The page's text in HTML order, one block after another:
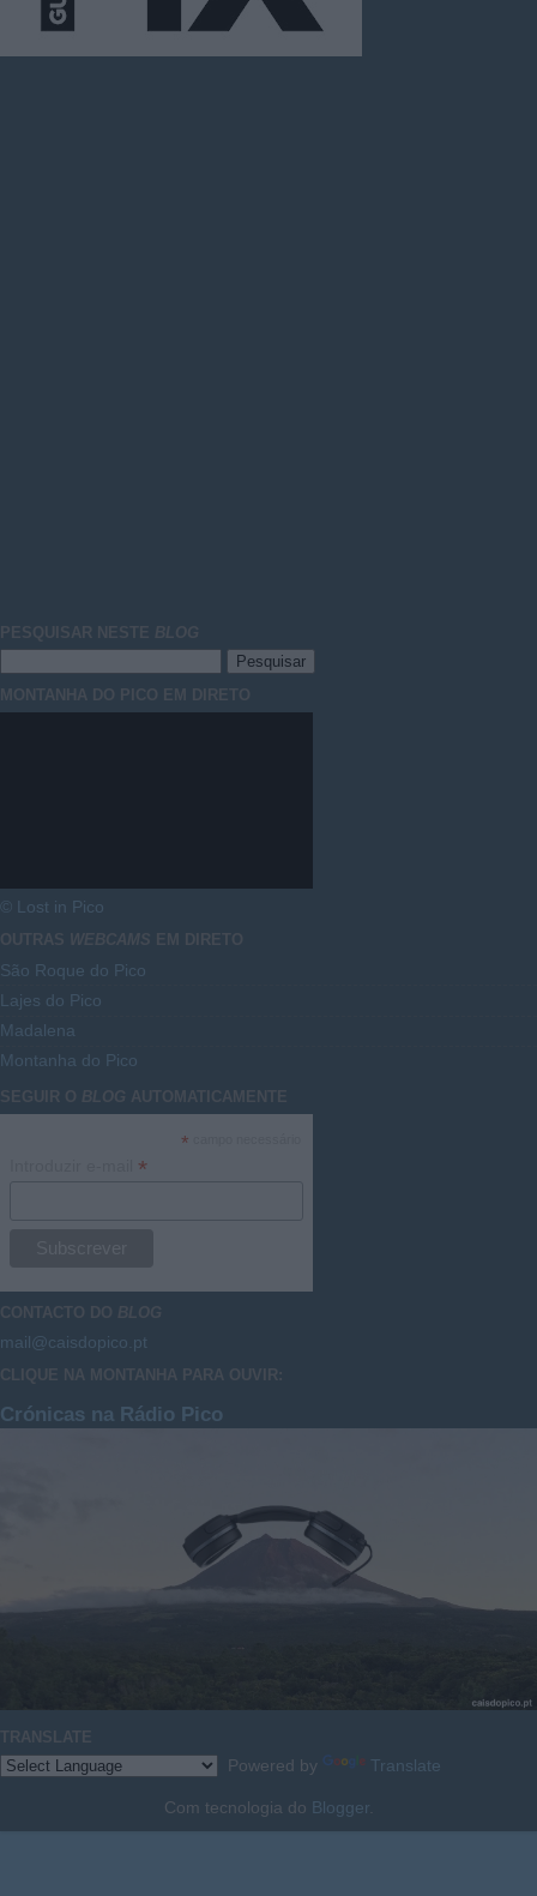
PESQUISAR NESTE BLOG
MONTANHA DO PICO EM DIRETO
© Lost in Pico
OUTRAS WEBCAMS EM DIRETO
São Roque do Pico
Lajes do Pico
Madalena
Montanha do Pico
SEGUIR O BLOG AUTOMATICAMENTE
*
*
CONTACTO DO BLOG
mail@caisdopico.pt
CLIQUE NA MONTANHA PARA OUVIR:
Crónicas na Rádio Pico
TRANSLATE
Powered by Translate
Com tecnologia do Blogger.